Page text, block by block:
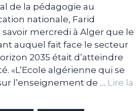
de la pédagogie au
nationale, Farid
mercredi à Alger que le
auquel fait face le secteur
2035 était d’atteindre
«L’Ecole algérienne qui se
l’enseignement de … Lire la